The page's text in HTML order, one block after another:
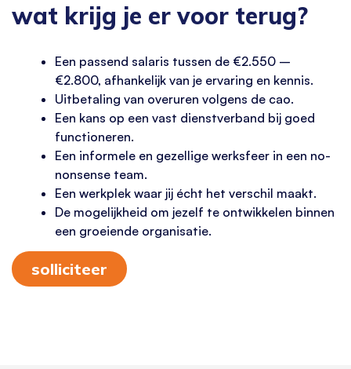
wat krijg je er voor terug?
Een passend salaris tussen de €2.550 –
€2.800, afhankelijk van je ervaring en kennis.
Uitbetaling van overuren volgens de cao.
Een kans op een vast dienstverband bij goed
functioneren.
Een informele en gezellige werksfeer in een no-
nonsense team.
Een werkplek waar jij écht het verschil maakt.
De mogelijkheid om jezelf te ontwikkelen binnen
een groeiende organisatie.
solliciteer